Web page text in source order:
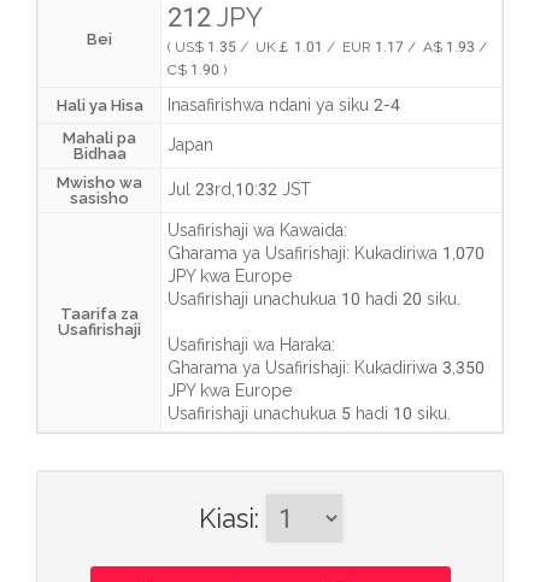
Bei
212 JPY
( US$ 1.35 / UK￡ 1.01 / EUR 1.17 / A$ 1.93 /
C$ 1.90 )
Hali ya Hisa Inasafirishwa ndani ya siku 2-4
Mahali pa
Bidhaa
Japan
Mwisho wa
sasisho
Jul 23rd,10:32 JST
Taarifa za
Usafirishaji
Usafirishaji wa Kawaida:
Gharama ya Usafirishaji: Kukadiriwa 1,070
JPYkwa Europe
Usafirishaji unachukua 10 hadi 20 siku.
Usafirishaji wa Haraka:
Gharama ya Usafirishaji: Kukadiriwa 3,350
JPYkwa Europe
Usafirishaji unachukua 5 hadi 10 siku.
Kiasi: